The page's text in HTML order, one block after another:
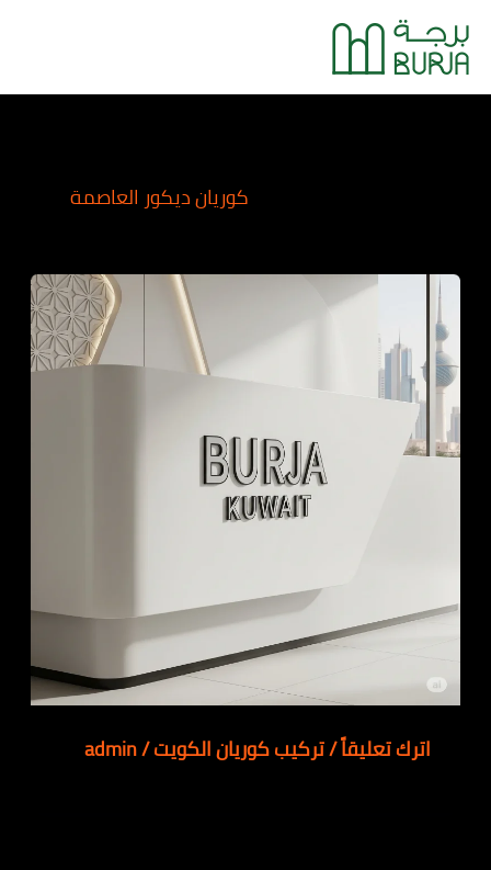
تخطي
إلى
المحتوى
كوريان ديكور العاصمة
اترك تعليقاً/تركيب كوريان الكويت/
admin